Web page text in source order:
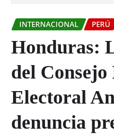
INTERNACIONAL PERÚ
Honduras:
del
Electoral
denuncia